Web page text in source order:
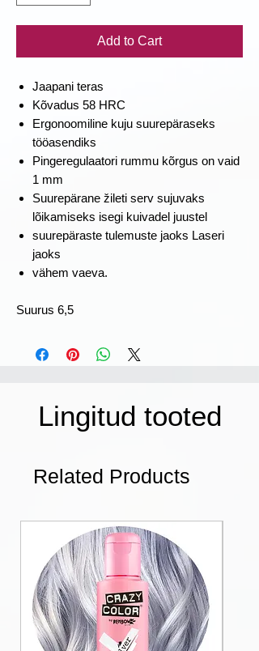
Add to Cart
Jaapani teras
Kõvadus 58 HRC
Ergonoomiline kuju suurepäraseks
tööasendiks
Pingeregulaatori rummu kõrgus on vaid
1 mm
Suurepärane žileti serv sujuvaks
lõikamiseks isegi kuivadel juustel
suurepäraste tulemuste jaoks Laseri
jaoks
vähem vaeva.
Suurus 6,5
Lingitud tooted
Related Products